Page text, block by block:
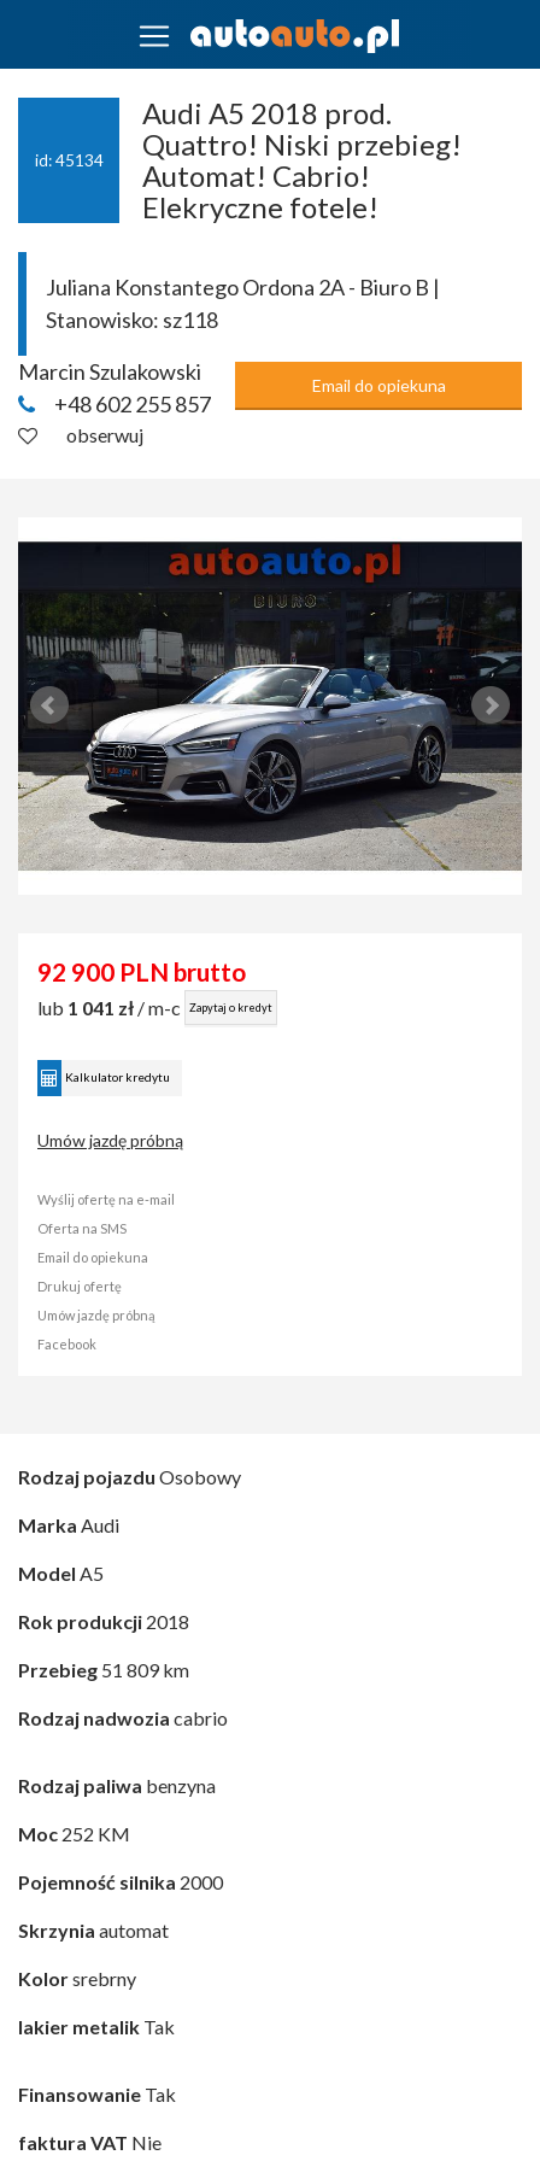
id: 45134
Audi A5 2018 prod.
Quattro! Niski przebieg!
Automat! Cabrio!
Elekryczne fotele!
Juliana Konstantego Ordona 2A - Biuro B |
Stanowisko: sz118
Marcin Szulakowski
+48 602 255 857
Email do opiekuna
obserwuj
92 900 PLN brutto
lub 1 041 zł / m-c Zapytaj o kredyt
Kalkulator kredytu
Umów jazdę próbną
Wyślij ofertę na e-mail
Oferta na SMS
Email do opiekuna
Drukuj ofertę
Umów jazdę próbną
Facebook
Rodzaj pojazdu Osobowy
Marka Audi
Model A5
Rok produkcji 2018
Przebieg 51 809 km
Rodzaj nadwozia cabrio
Rodzaj paliwa benzyna
Moc 252 KM
Pojemność silnika 2000
Skrzynia automat
Kolorsrebrny
lakier metalik Tak
Finansowanie Tak
faktura VAT Nie